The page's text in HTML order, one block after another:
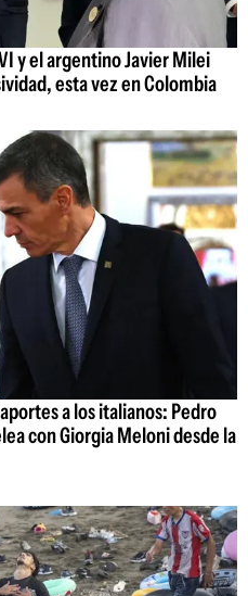
y el argentino Javier Milei
esta vez en Colombia
a los italianos: Pedro
con Giorgia Meloni desde la